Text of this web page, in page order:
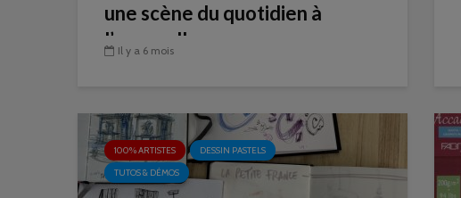
une scène du quotidien à
l’aquarelle
Il y a 6 mois
100% ARTISTES
DESSIN PASTELS
TUTOS & DÉMOS